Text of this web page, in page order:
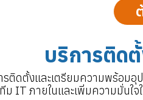
บริการติด
รติดตั้งและเตรียมความพร้อม
ม IT ภายในและเพิ่มความมั่นใ